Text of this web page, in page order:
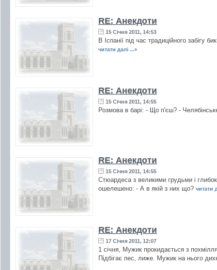
RE: Анекдоти
15 Січня 2011, 14:53
В Іспанії під час традиційного забігу
читати далі ...»
RE: Анекдоти
15 Січня 2011, 14:55
Розмова в барі: - Що п'єш? -
RE: Анекдоти
15 Січня 2011, 14:55
Стюардеса з великими грудьми і
ошелешено: - А в якій з них що? читати
RE: Анекдоти
17 Січня 2011, 12:07
1 січня, Мужик прокидається з
Підбігає пес, лиже. Мужик на нього